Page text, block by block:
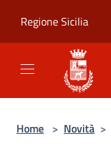
Regione Sicilia
Home > Novità >